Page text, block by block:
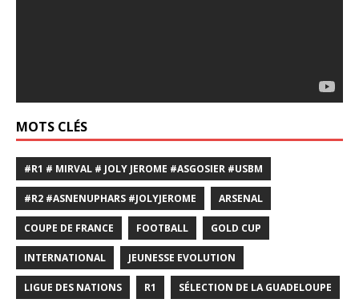
MOTS CLÉS
#R1 # MIRVAL # JOLY JEROME #ASGOSIER #USBM
#R2 #ASNENUPHARS #JOLYJEROME ARSENAL
COUPE DE FRANCE FOOTBALL GOLD CUP
INTERNATIONAL JEUNESSE EVOLUTION
LIGUE DES NATIONS R1 SÉLECTION DE LA GUADELOUPE